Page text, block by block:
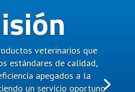
veterinarios que
estándares de calidad,
apegados a la
un servicio oportuno